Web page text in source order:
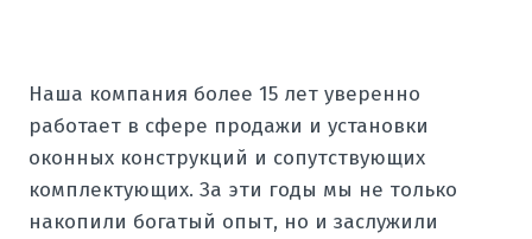
Наша компания более 15 лет уверенно
работает в сфере продажи и установки
оконных конструкций и сопутствующих
комплектующих. За эти годы мы не только
накопили богатый опыт, но и заслужили